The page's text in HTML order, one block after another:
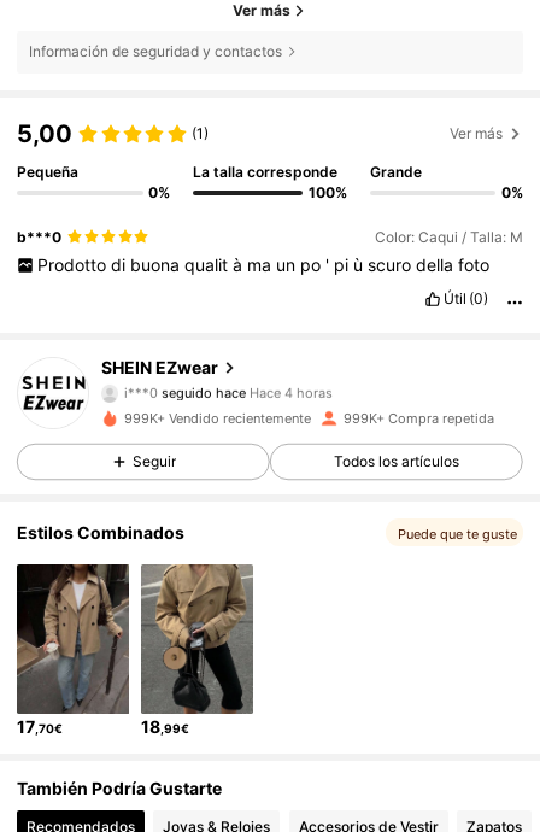
Ver más
Información de seguridad y contactos
5,00 (1) Ver más
Pequeña
0%
La talla corresponde
100%
Grande
0%
b***0 Color: Caqui / Talla: M
Prodotto di buona qualit à ma un po ' pi ù scuro della foto
Útil (0)
SHEIN EZwear
e***4 está navegando
4,85
1.9M Seguidores
4,85 1.9M Seguidores
4,85 1.9M Seguidores
4,85 1.9M Seguidores
4,85
999K+ Vendido recientemente 999K+ Compra repetida
Seguir Todos los artículos
Estilos Combinados Puede que te guste
17 ,70€ 18 ,99€
También Podría Gustarte
Recomendados Joyas & Relojes Accesorios de Vestir Zapatos